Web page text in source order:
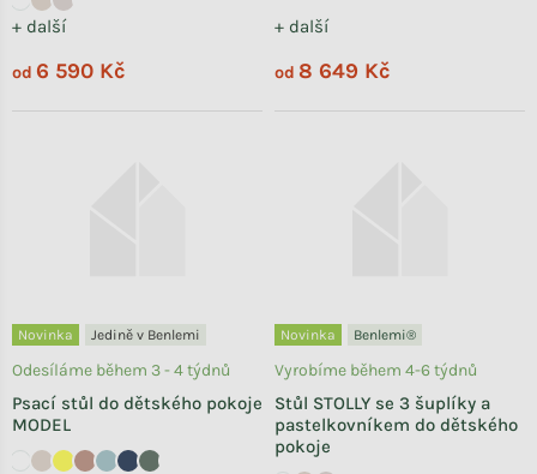
+ další
od 6 590 Kč
+ další
od 8 649 Kč
Novinka Jedině v Benlemi
Psací stůl do dětského pokoje
MODEL
Odesíláme během 3 - 4 týdnů
Novinka Benlemi®
Stůl STOLLY se 3 šuplíky a
pastelkovníkem do dětského
pokoje
Vyrobíme během 4-6 týdnů